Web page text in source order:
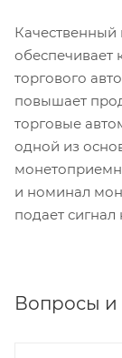
обеспечивает
торгового
повышает
торговые
одной из
и номинал
подает сигнал
Вопросы и